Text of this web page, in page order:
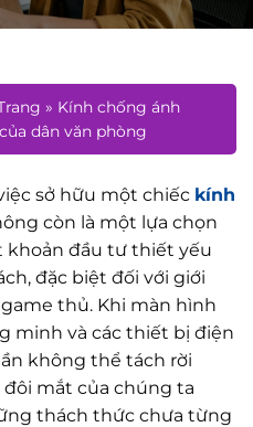
» Kính chống ánh
dân văn phòng
sở hữu một chiếc kính
còn là một lựa chọn
khoản đầu tư thiết yếu
đặc biệt đối với giới
thủ. Khi màn hình
minh và các thiết bị điện
không thể tách rời
mắt của chúng ta
thách thức chưa từng